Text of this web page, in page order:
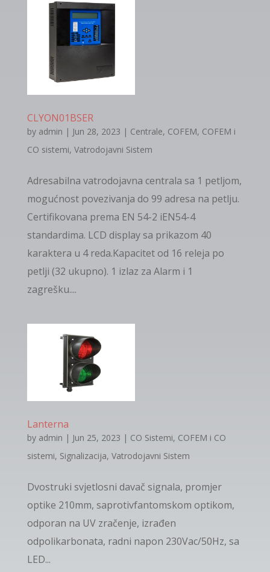
CLYON01BSER
by admin | Jun 28, 2023 | Centrale, COFEM, COFEM i
CO sistemi, Vatrodojavni Sistem
Adresabilna vatrodojavna centrala sa 1 petljom,
mogućnost povezivanja do 99 adresa na petlju.
Certifikovana prema EN 54-2 iEN54-4
standardima. LCD display sa prikazom 40
karaktera u 4 reda.Kapacitet od 16 releja po
petlji (32 ukupno). 1 izlaz za Alarm i 1
zagrešku....
Lanterna
by admin | Jun 25, 2023 | CO Sistemi, COFEM i CO
sistemi, Signalizacija, Vatrodojavni Sistem
Dvostruki svjetlosni davač signala, promjer
optike 210mm, saprotivfantomskom optikom,
odporan na UV zračenje, izrađen
odpolikarbonata, radni napon 230Vac/50Hz, sa
LED...